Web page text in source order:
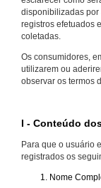
disponibilizadas por
registros efetuados
coletadas.
Os consumidores,
utilizarem ou
observar os termos
I - Conteúdo
Para que o usuário
registrados os
Nome